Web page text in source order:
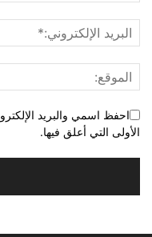
احفظ اسمي والبريد
الأولى التي أعلق فيها.